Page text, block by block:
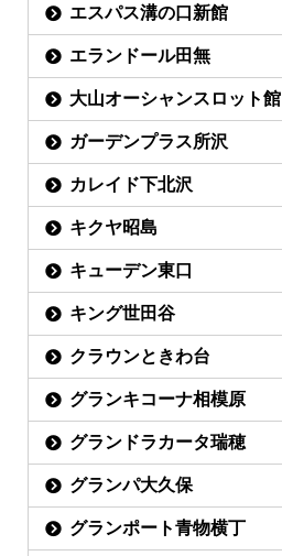
エスパス溝の口新館
エランドール田無
大山オーシャンスロット館
ガーデンプラス所沢
カレイド下北沢
キクヤ昭島
キューデン東口
キング世田谷
クラウンときわ台
グランキコーナ相模原
グランドラカータ瑞穂
グランパ大久保
グランポート青物横丁